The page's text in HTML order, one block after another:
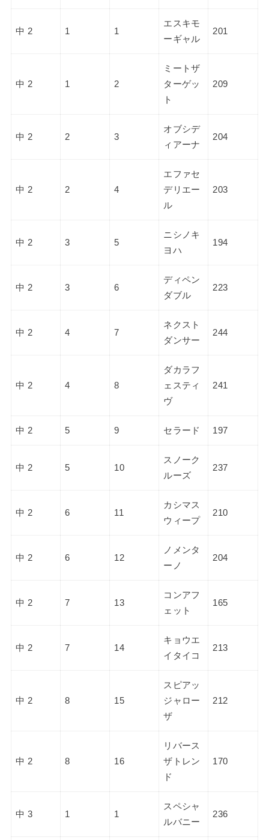
中 2 1 1
エスキモ
ーギャル
201
中 2 1 2
ミートザ
ターゲッ
ト
209
中 2 2 3
オブシデ
ィアーナ
204
中 2 2 4
エファセ
デリエー
ル
203
中 2 3 5
ニシノキ
ヨハ
194
中 2 3 6
ディペン
ダブル
223
中 2 4 7
ネクスト
ダンサー
244
中 2 4 8
ダカラフ
ェスティ
ヴ
241
中 2 5 9 セラード 197
中 2 5 10
スノーク
ルーズ
237
中 2 6 11
カシマス
ウィープ
210
中 2 6 12
ノメンタ
ーノ
204
中 2 7 13
コンアフ
ェット
165
中 2 7 14
キョウエ
イタイコ
213
中 2 8 15
スピアッ
ジャロー
ザ
212
中 2 8 16
リバース
ザトレン
ド
170
中 3 1 1
スペシャ
ルバニー
236